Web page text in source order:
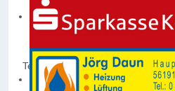
Jahr Monat
Termine für
2026